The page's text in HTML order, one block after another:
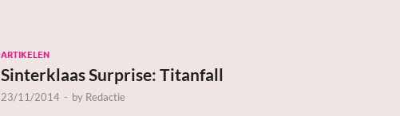
ARTIKELEN
Sinterklaas Surprise: Titanfall
23/11/2014 - by Redactie